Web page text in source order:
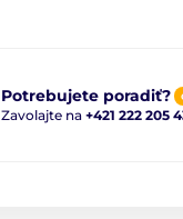
Potrebujete poradiť?
Zavolajte na +421 222 205